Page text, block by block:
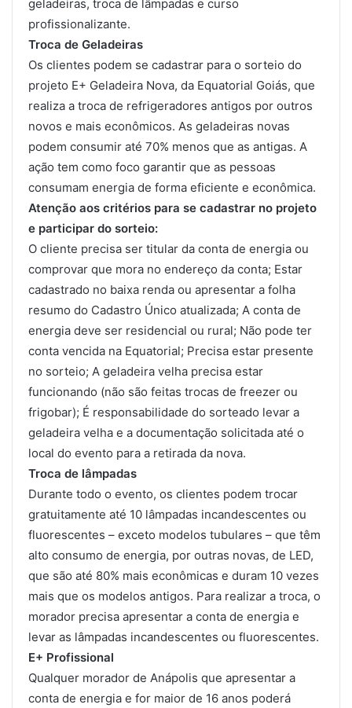
geladeiras, troca de lâmpadas e curso
profissionalizante.
Troca de Geladeiras
Os clientes podem se cadastrar para o sorteio do
projeto E+ Geladeira Nova, da Equatorial Goiás, que
realiza a troca de refrigeradores antigos por outros
novos e mais econômicos. As geladeiras novas
podem consumir até 70% menos que as antigas. A
ação tem como foco garantir que as pessoas
consumam energia de forma eficiente e econômica.
Atenção aos critérios para se cadastrar no projeto
e participar do sorteio:
O cliente precisa ser titular da conta de energia ou
comprovar que mora no endereço da conta; Estar
cadastrado no baixa renda ou apresentar a folha
resumo do Cadastro Único atualizada; A conta de
energia deve ser residencial ou rural; Não pode ter
conta vencida na Equatorial; Precisa estar presente
no sorteio; A geladeira velha precisa estar
funcionando (não são feitas trocas de freezer ou
frigobar); É responsabilidade do sorteado levar a
geladeira velha e a documentação solicitada até o
local do evento para a retirada da nova.
Troca de lâmpadas
Durante todo o evento, os clientes podem trocar
gratuitamente até 10 lâmpadas incandescentes ou
fluorescentes – exceto modelos tubulares – que têm
alto consumo de energia, por outras novas, de LED,
que são até 80% mais econômicas e duram 10 vezes
mais que os modelos antigos. Para realizar a troca, o
morador precisa apresentar a conta de energia e
levar as lâmpadas incandescentes ou fluorescentes.
E+ Profissional
Qualquer morador de Anápolis que apresentar a
conta de energia e for maior de 16 anos poderá